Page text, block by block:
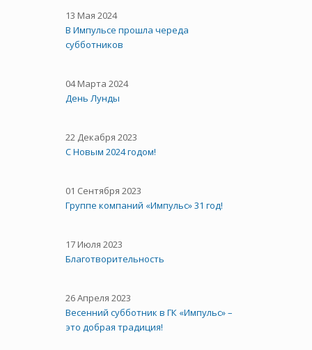
13 Мая 2024
В Импульсе прошла череда
субботников
04 Марта 2024
День Лунды
22 Декабря 2023
С Новым 2024 годом!
01 Сентября 2023
Группе компаний «Импульс» 31 год!
17 Июля 2023
Благотворительность
26 Апреля 2023
Весенний субботник в ГК «Импульс» –
это добрая традиция!